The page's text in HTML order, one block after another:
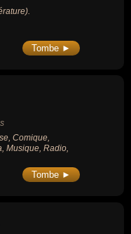
Baker,
Pierre Fresnay,
Ferré, Suzy
Tombe ►
Comique,
Musique, Radio,
Tombe ►